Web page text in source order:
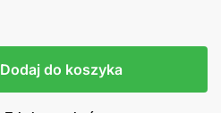
Dodaj do koszyka